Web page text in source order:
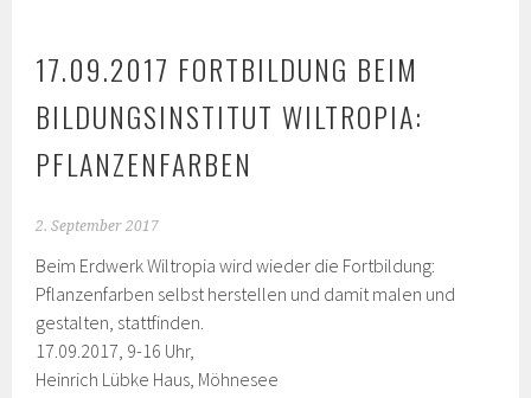
17.09.2017 FORTBILDUNG BEIM
BILDUNGSINSTITUT WILTROPIA:
PFLANZENFARBEN
2. September 2017
Beim Erdwerk Wiltropia wird wieder die Fortbildung:
Pflanzenfarben selbst herstellen und damit malen und
gestalten, stattfinden.
17.09.2017, 9-16 Uhr,
Heinrich Lübke Haus, Möhnesee